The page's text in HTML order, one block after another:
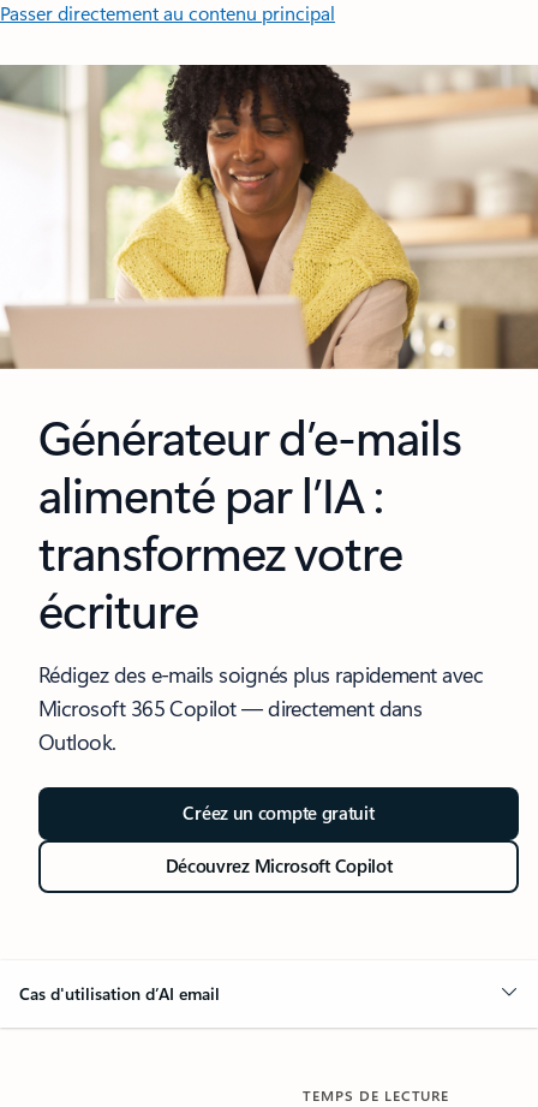
Passer directement au contenu principal
Générateur d’e-mails
alimenté par l’IA :
transformez votre
écriture
Rédigez des e-mails soignés plus rapidement avec
Microsoft 365 Copilot — directement dans
Outlook.
Créez un compte gratuit
Découvrez Microsoft Copilot
Cas d'utilisation d’AI email
TEMPS DE LECTURE